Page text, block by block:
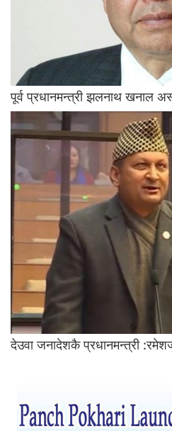
पूर्व प्रधानमन्त्री झलनाथ खनाल
देउवा जनादेशकै प्रधानमन्त्री